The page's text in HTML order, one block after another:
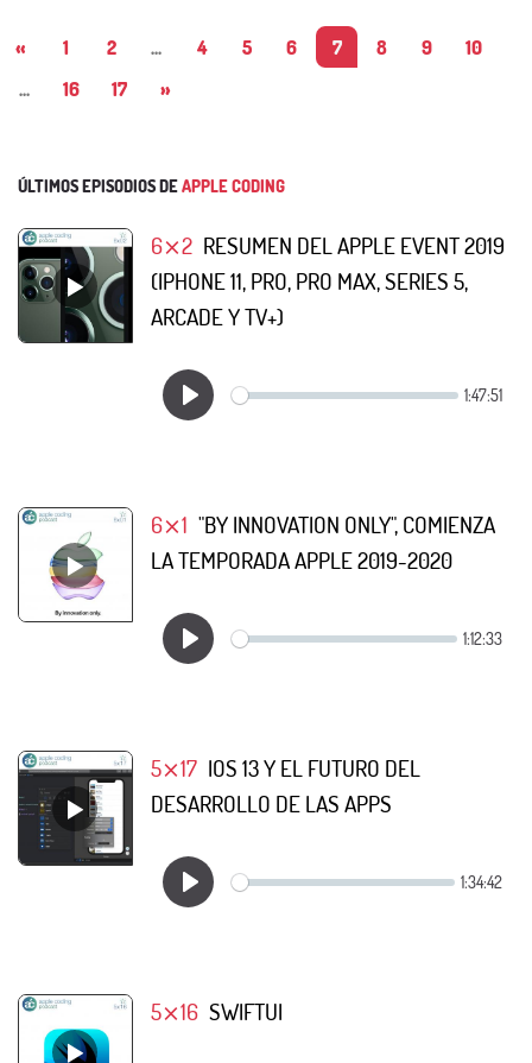
« 1 2 ... 4 5 6 7 8 9
10
...
16 17 »
ÚLTIMOS EPISODIOS DEAPPLE CODING
6⨯2 RESUMEN DEL APPLE EVENT 2019
(IPHONE 11, PRO, PRO MAX, SERIES 5,
ARCADE Y TV+)
6⨯1 "BY INNOVATION ONLY", COMIENZA
LA TEMPORADA APPLE 2019-2020
5⨯17 IOS 13 Y EL FUTURO DEL
DESARROLLO DE LAS APPS
5⨯16 SWIFTUI